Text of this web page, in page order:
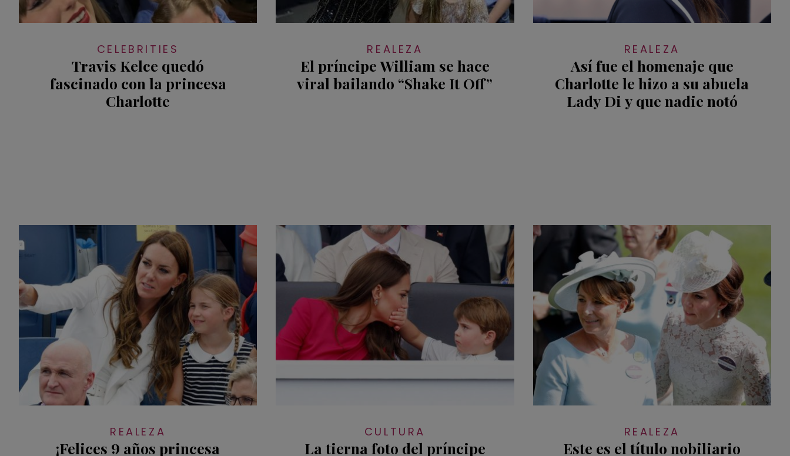
CELEBRITIES
Travis Kelce quedó
fascinado con la princesa
Charlotte
REALEZA
El príncipe William se hace
viral bailando “Shake It Off”
REALEZA
Así fue el homenaje que
Charlotte le hizo a su abuela
Lady Di y que nadie notó
REALEZA
¡Felices 9 años princesa
CULTURA
La tierna foto del príncipe
REALEZA
Este es el título nobiliario